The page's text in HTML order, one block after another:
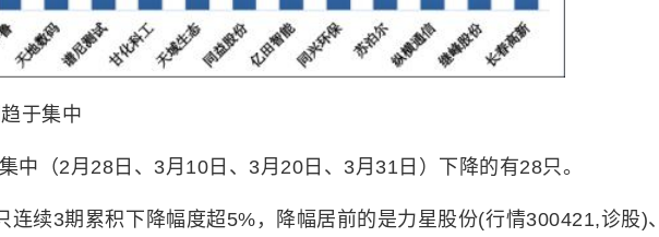
于集中
中（2月28日、3月10日、3月20日、3月31日）下降的有28只。
连续3期累积下降幅度超5%，降幅居前的是力星股份(行情300421,诊股)、